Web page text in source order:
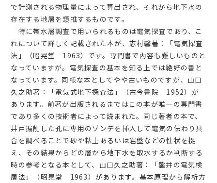
で計測される物理量によって算出され、それから地下水の
存在する地層を類推するものです。
特に帯水層調査で用いられるものは電気探査であり、こ
れについて詳しく記載された本が、志村馨著：「電気探査
法」（昭晃堂 1963）です。専門書で内容も難しいものと
なっていますが。電気探査の基本を知る上では絶好の書と
なっています。同様な本としてやや古いものですが、山口
久之助著：「電気式地下探査法」（古今書院 1952）が
あります。前著が出版されるまではこの本が唯一の専門書
であり多くの技術者によって読まれた。同じ著者の本で、
井戸掘削した孔に専用のゾンデを挿入して電気の伝わり具
合を調べることで砂や粘土あるいは岩盤などの性状を捉
え、その結果からどの層から地下水を取水するか判断する
時の参考となる本として、山口久之助著：「鑿井の電気検
層法」（昭晃堂 1963）があります。基本原理から解析方